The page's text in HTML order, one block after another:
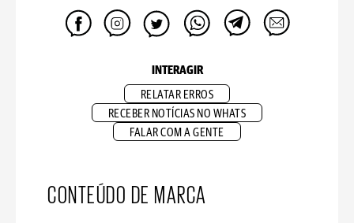
INTERAGIR
RELATAR ERROS
RECEBER NOTÍCIAS NO WHATS
FALAR COM A GENTE
CONTEÚDO DE MARCA